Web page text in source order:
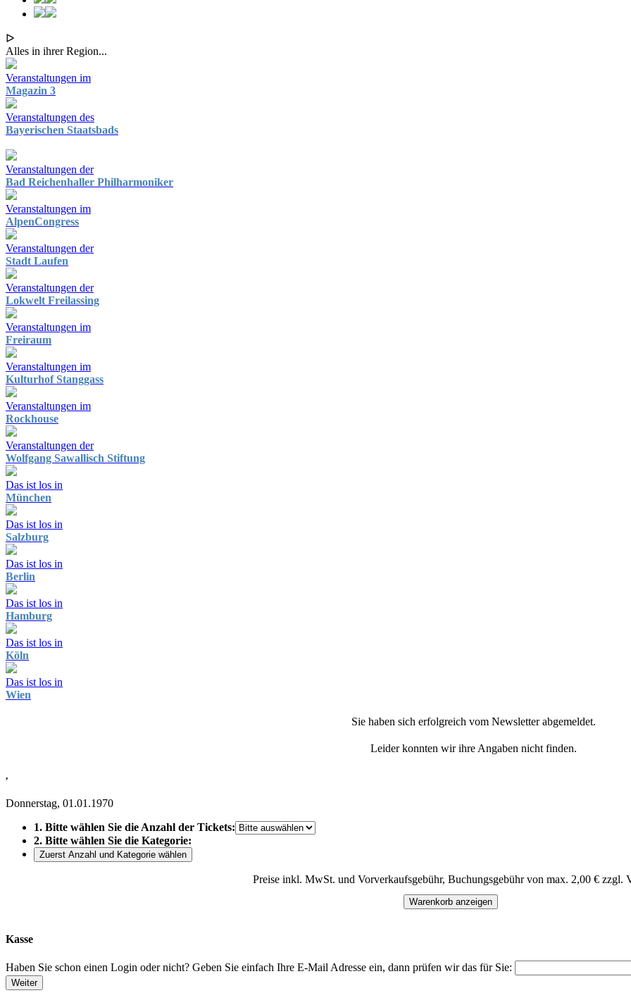
ᐅ
Alles in ihrer Region...
Veranstaltungen im
Magazin 3
Veranstaltungen des
Bayerischen Staatsbads
Veranstaltungen der
Bad Reichenhaller Philharmoniker
Veranstaltungen im
AlpenCongress
Veranstaltungen der
Stadt Laufen
Veranstaltungen der
Lokwelt Freilassing
Veranstaltungen im
Freiraum
Veranstaltungen im
Kulturhof Stanggass
Veranstaltungen im
Rockhouse
Veranstaltungen der
Wolfgang Sawallisch Stiftung
Das ist los in
München
Das ist los in
Salzburg
Das ist los in
Berlin
Das ist los in
Hamburg
Das ist los in
Köln
Das ist los in
Wien
Sie haben sich erfolgreich vom Newsletter abgemeldet.
Leider konnten wir ihre Angaben nicht finden.
,
Donnerstag, 01.01.1970
1. Bitte wählen Sie die Anzahl der Tickets:
2. Bitte wählen Sie die Kategorie:
Zuerst Anzahl und Kategorie wählen
Preise inkl. MwSt. und Vorverkaufsgebühr, Buchungsgebühr von max. 2,00 € zzgl.
Warenkorb anzeigen
Kasse
Haben Sie schon einen Login oder nicht? Geben Sie einfach Ihre E-Mail Adresse ein, dann prüfen wir das für Sie:
Weiter